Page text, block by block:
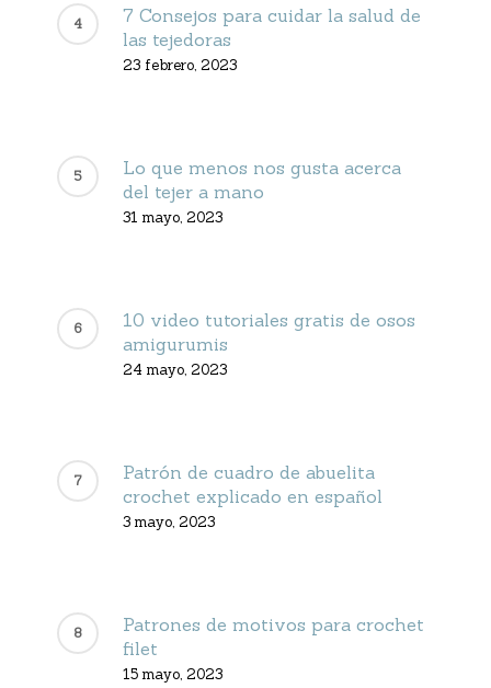
7 Consejos para cuidar la salud de
las tejedoras
23 febrero, 2023
Lo que menos nos gusta acerca
del tejer a mano
31 mayo, 2023
10 video tutoriales gratis de osos
amigurumis
24 mayo, 2023
Patrón de cuadro de abuelita
crochet explicado en español
3 mayo, 2023
Patrones de motivos para crochet
filet
15 mayo, 2023